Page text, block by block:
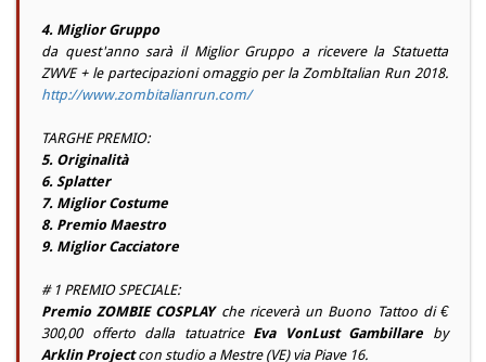
4. Miglior Gruppo
da quest'anno sarà il Miglior Gruppo a ricevere la Statuetta
ZWVE + le partecipazioni omaggio per la ZombItalian Run 2018.
http://www.zombitalianrun.com/
TARGHE PREMIO:
5. Originalità
6. Splatter
7. Miglior Costume
8. Premio Maestro
9. Miglior Cacciatore
# 1 PREMIO SPECIALE:
Premio ZOMBIE COSPLAYche riceverà un Buono Tattoo di €
300,00 offerto dalla tatuatrice Eva VonLust Gambillare by
Arklin Projectcon studio a Mestre (VE) via Piave 16.